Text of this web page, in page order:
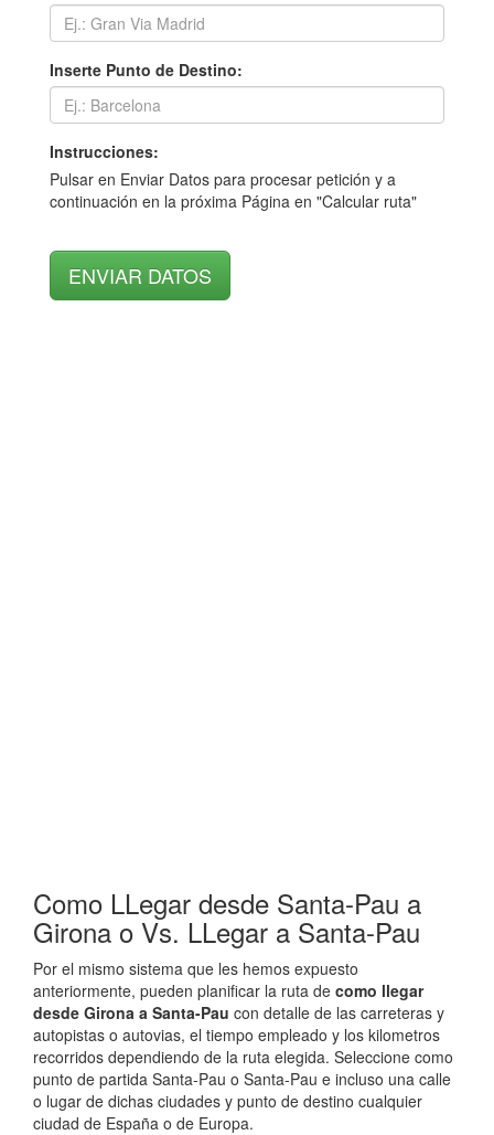
Inserte Punto de Destino:
Instrucciones:
Pulsar en Enviar Datos para procesar petición y a
continuación en la próxima Página en "Calcular ruta"
Como LLegar desde Santa-Pau a
Girona o Vs. LLegar a Santa-Pau
Por el mismo sistema que les hemos expuesto
anteriormente, pueden planificar la ruta de como llegar
desde Girona a Santa-Pau con detalle de las carreteras y
autopistas o autovias, el tiempo empleado y los kilometros
recorridos dependiendo de la ruta elegida. Seleccione como
punto de partida Santa-Pau o Santa-Pau e incluso una calle
o lugar de dichas ciudades y punto de destino cualquier
ciudad de España o de Europa.